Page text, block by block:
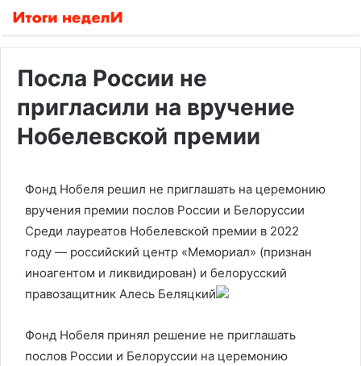
Посла России не
пригласили на вручение
Нобелевской премии
Фонд Нобеля решил не приглашать на церемонию
вручения премии послов России и Белоруссии
Среди лауреатов Нобелевской премии в 2022
году — российский центр «Мемориал» (признан
иноагентом и ликвидирован) и белорусский
правозащитник Алесь Беляцкий
Фонд Нобеля принял решение не приглашать
послов России и Белоруссии на церемонию